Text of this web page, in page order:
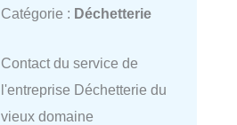
Catégorie : Déchetterie
Contact du service de
l'entreprise Déchetterie du
vieux domaine